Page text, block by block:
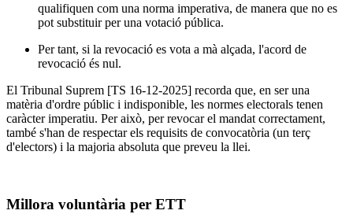
qualifiquen com una norma imperativa, de manera que no es
pot substituir per una votació pública.
Per tant, si la revocació es vota a mà alçada, l'acord de
revocació és nul.
El Tribunal Suprem [TS 16-12-2025] recorda que, en ser una
matèria d'ordre públic i indisponible, les normes electorals tenen
caràcter imperatiu. Per això, per revocar el mandat correctament,
també s'han de respectar els requisits de convocatòria (un terç
d'electors) i la majoria absoluta que preveu la llei.
Millora voluntària per ETT